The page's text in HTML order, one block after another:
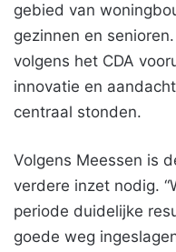
gebied van
gezinnen en
volgens het CDA
innovatie en
centraal stonden.
Volgens Meessen is
verdere inzet nodig.
periode duidelijke
goede weg